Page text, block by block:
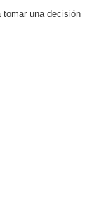
una decisión